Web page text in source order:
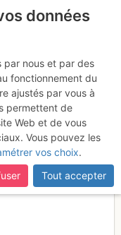
by-nc-nd)
données
par nous et par des
fonctionnement du
ajustés par vous à
permettent de
Web et de vous
Vous pouvez les
vos choix.
Tout accepter